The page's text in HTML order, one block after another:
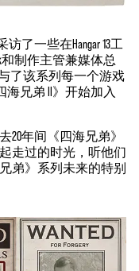
了一些在Hangar 13工
和制作主管兼媒体总
与了该系列每一个游戏
海兄弟 II》开始加入
年间《四海兄弟》
走过的时光，听他们
弟》系列未来的特别